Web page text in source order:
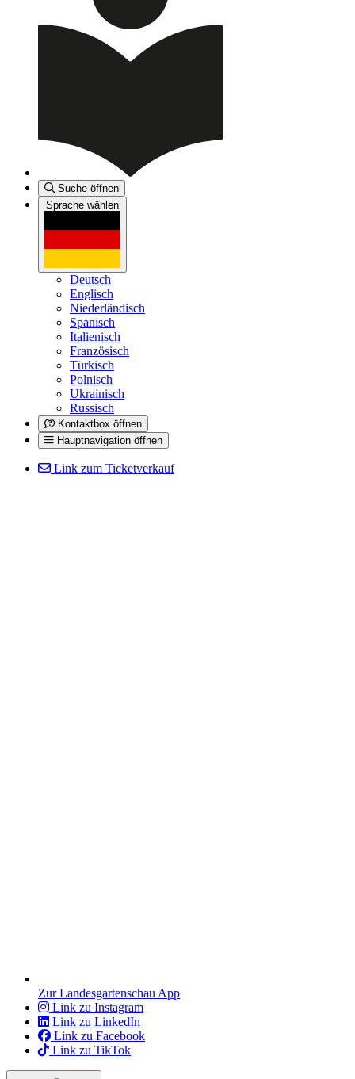
Suche öffnen
Sprache wählen
Deutsch
Englisch
Niederländisch
Spanisch
Italienisch
Französisch
Türkisch
Polnisch
Ukrainisch
Russisch
Kontaktbox öffnen
Hauptnavigation öffnen
Link zum Ticketverkauf
Zur Landesgartenschau App
Link zu Instagram
Link zu LinkedIn
Link zu Facebook
Link zu TikTok